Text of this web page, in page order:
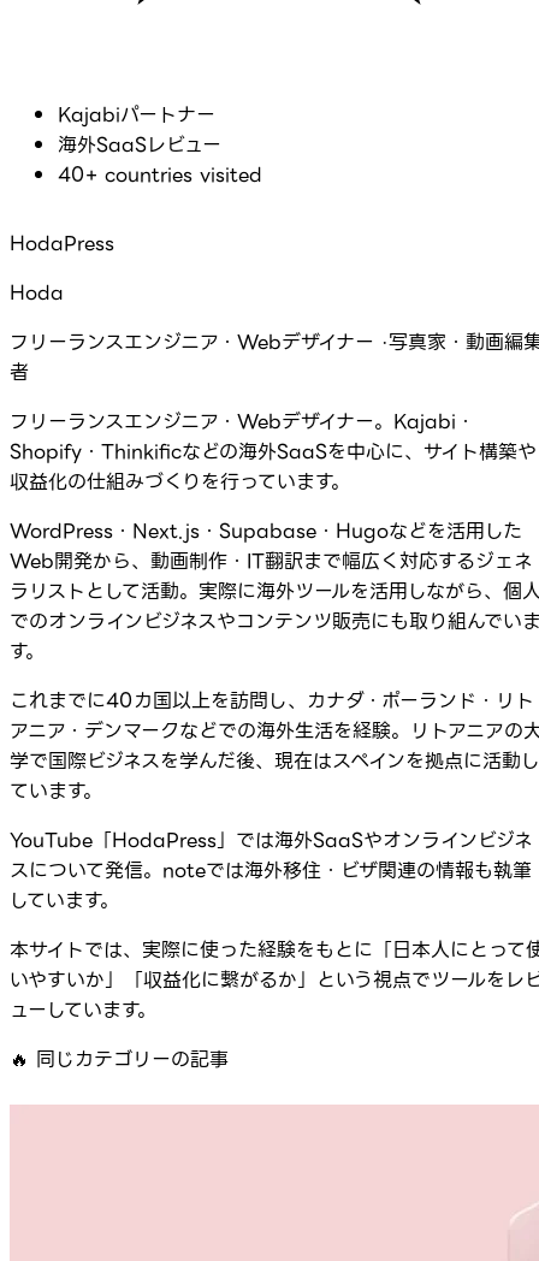
Kajabiパートナー
海外SaaSレビュー
40+ countries visited
HodaPress
Hoda
フリーランスエンジニア・Webデザイナー ·写真家・動画編
者
フリーランスエンジニア・Webデザイナー。Kajabi・
Shopify・Thinkificなどの海外SaaSを中心に、サイト構築や
収益化の仕組みづくりを行っています。
WordPress・Next.js・Supabase・Hugoなどを活用した
Web開発から、動画制作・IT翻訳まで幅広く対応するジェネ
ラリストとして活動。実際に海外ツールを活用しながら、個
でのオンラインビジネスやコンテンツ販売にも取り組んでい
す。
これまでに40カ国以上を訪問し、カナダ・ポーランド・リト
アニア・デンマークなどでの海外生活を経験。リトアニアの
学で国際ビジネスを学んだ後、現在はスペインを拠点に活動し
ています。
YouTube「HodaPress」では海外SaaSやオンラインビジネ
スについて発信。noteでは海外移住・ビザ関連の情報も執筆
しています。
本サイトでは、実際に使った経験をもとに「日本人にとって
いやすいか」「収益化に繋がるか」という視点でツールをレ
ューしています。
🔥 同じカテゴリーの記事